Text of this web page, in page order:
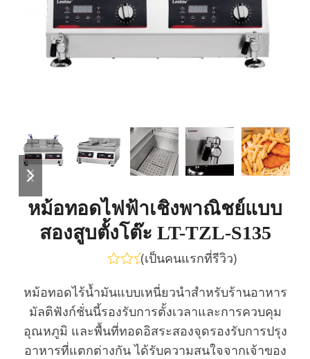
previous
slide
next
slide
หม้อทอดไฟฟ้าเชิงพาณิชย์แบบ
สองสูบตั้งโต๊ะ LT-TZL-S135
คะแนน
ตั้งแต่
1-
5
คะแนน
(เป็นคนแรกที่รีวิว)
หม้อทอดไร้น้ำมันแบบเหนี่ยวนำสำหรับร้านอาหาร
มัลติฟังก์ชั่นนี้รองรับการตั้งเวลาและการควบคุม
อุณหภูมิ และพื้นที่ทอดอิสระสองจุดรองรับการปรุง
อาหารที่แตกต่างกัน ได้รับความสนใจจากเจ้าของ